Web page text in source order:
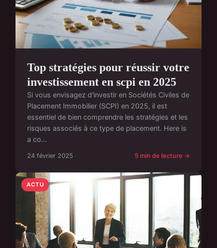
Top stratégies pour réussir votre
investissement en scpi en 2025
Si vous envisagez d'investir en Sociétés Civiles de
Placement Immobilier (SCPI) en 2025, il est
essentiel de bien comprendre les stratégies et les
risques associés à ce type de placement. Here is
a co...
24 février 2025 5 min de lecture →
ACTU